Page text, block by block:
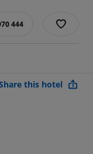
444
this hotel